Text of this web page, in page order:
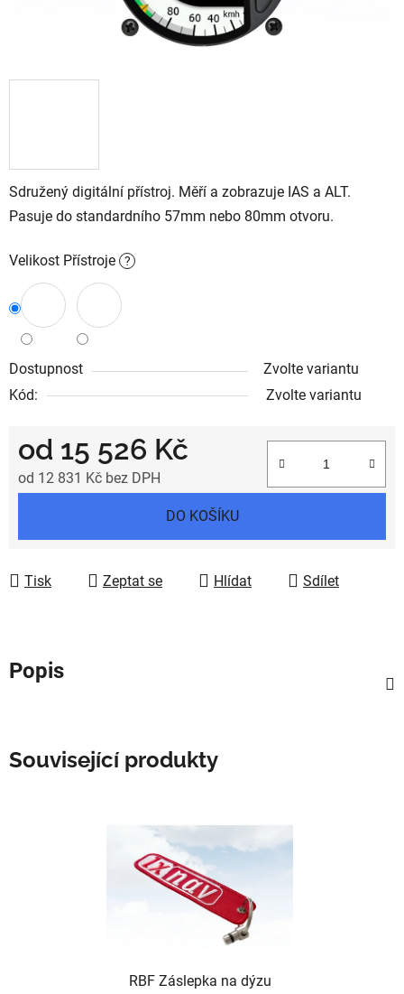
Sdružený digitální přístroj. Měří a zobrazuje IAS a ALT.
Pasuje do standardního 57mm nebo 80mm otvoru.
Velikost Přístroje ?
Dostupnost
Zvolte variantu
Kód:
Zvolte variantu
od 15 526 Kč
od 12 831 Kč bez DPH
DO KOŠÍKU
Tisk Zeptat se Hlídat Sdílet
Popis
Související produkty
RBF Záslepka na dýzu